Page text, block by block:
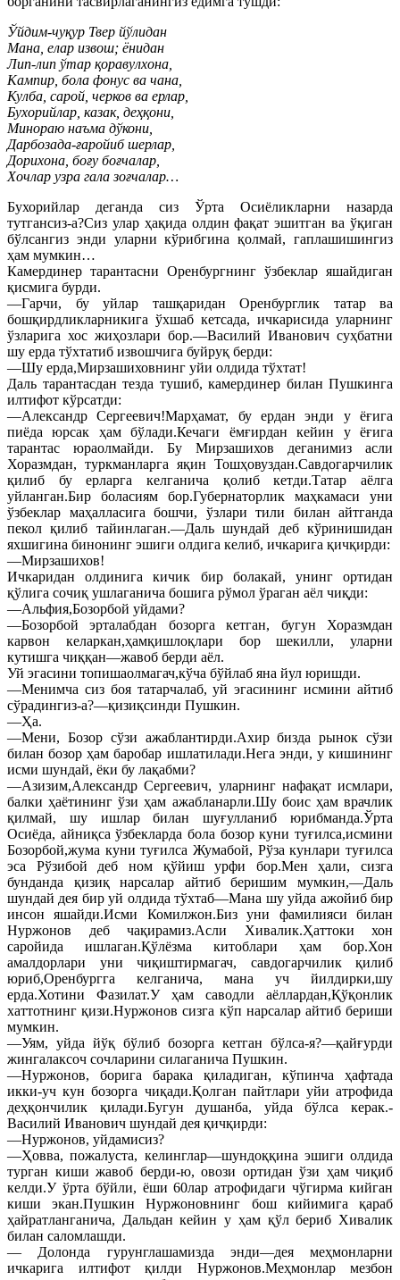
Ўйдим-чуқур Твер йўлидан
Мана, елар извош; ёнидан
Лип-лип ўтар қоравулхона,
Кампир, бола фонус ва чана,
Кулба, сарой, черков ва ерлар,
Бухорийлар, казак, деҳқони,
Минораю наъма дўкони,
Дарбозада-ғаройиб шерлар,
Дорихона, боғу боғчалар,
Хочлар узра гала зоғчалар…
Бухорийлар деганда сиз Ўрта Осиёликларни назарда
тутгансиз-а?Сиз улар ҳақида олдин фақат эшитган ва ўқиган
бўлсангиз энди уларни кўрибгина қолмай, гаплашишингиз
ҳам мумкин…
Камердинер тарантасни Оренбургнинг ўзбеклар яшайдиган
қисмига бурди.
—Гарчи, бу уйлар ташқаридан Оренбурглик татар ва
бошқирдликларникига ўхшаб кетсада, ичкарисида уларнинг
ўзларига хос жиҳозлари бор.—Василий Иванович суҳбатни
шу ерда тўхтатиб извошчига буйруқ берди:
—Шу ерда,Мирзашиховнинг уйи олдида тўхтат!
Даль тарантасдан тезда тушиб, камердинер билан Пушкинга
илтифот кўрсатди:
—Александр Сергеевич!Марҳамат, бу ердан энди у ёғига
пиёда юрсак ҳам бўлади.Кечаги ёмғирдан кейин у ёғига
тарантас юраолмайди. Бу Мирзашихов деганимиз асли
Хоразмдан, туркманларга яқин Тошҳовуздан.Савдогарчилик
қилиб бу ерларга келганича қолиб кетди.Татар аёлга
уйланган.Бир боласиям бор.Губернаторлик маҳкамаси уни
ўзбеклар маҳалласига бошчи, ўзлари тили билан айтганда
пекол қилиб тайинлаган.—Даль шундай деб кўринишидан
яхшигина бинонинг эшиги олдига келиб, ичкарига қичқирди:
—Мирзашихов!
Ичкаридан олдинига кичик бир болакай, унинг ортидан
қўлига сочиқ ушлаганича бошига рўмол ўраган аёл чиқди:
—Альфия,Бозорбой уйдами?
—Бозорбой эрталабдан бозорга кетган, бугун Хоразмдан
карвон келаркан,ҳамқишлоқлари бор шекилли, уларни
кутишга чиққан—жавоб берди аёл.
Уй эгасини топишаолмагач,кўча бўйлаб яна йул юришди.
—Менимча сиз боя татарчалаб, уй эгасининг исмини айтиб
сўрадингиз-а?—қизиқсинди Пушкин.
—Ҳа.
—Мени, Бозор сўзи ажаблантирди.Ахир бизда рынок сўзи
билан бозор ҳам баробар ишлатилади.Нега энди, у кишининг
исми шундай, ёки бу лақабми?
—Азизим,Александр Сергеевич, уларнинг нафақат исмлари,
балки ҳаётининг ўзи ҳам ажабланарли.Шу боис ҳам врачлик
қилмай, шу ишлар билан шуғулланиб юрибманда.Ўрта
Осиёда, айниқса ўзбекларда бола бозор куни туғилса,исмини
Бозорбой,жума куни туғилса Жумабой, Рўза кунлари туғилса
эса Рўзибой деб ном қўйиш урфи бор.Мен ҳали, сизга
бунданда қизиқ нарсалар айтиб беришим мумкин,—Даль
шундай дея бир уй олдида тўхтаб—Мана шу уйда ажойиб бир
инсон яшайди.Исми Комилжон.Биз уни фамилияси билан
Нуржонов деб чақирамиз.Асли Хивалик.Ҳаттоки хон
саройида ишлаган.Қўлёзма китоблари ҳам бор.Хон
амалдорлари уни чиқиштирмагач, савдогарчилик қилиб
юриб,Оренбургга келганича, мана уч йилдирки,шу
ерда.Хотини Фазилат.У ҳам саводли аёллардан,Қўқонлик
хаттотнинг қизи.Нуржонов сизга кўп нарсалар айтиб бериши
мумкин.
—Уям, уйда йўқ бўлиб бозорга кетган бўлса-я?—қайғурди
жингалаксоч сочларини силаганича Пушкин.
—Нуржонов, борига барака қиладиган, кўпинча ҳафтада
икки-уч кун бозорга чиқади.Қолган пайтлари уйи атрофида
деҳқончилик қилади.Бугун душанба, уйда бўлса керак.-
Василий Иванович шундай дея қичқирди:
—Нуржонов, уйдамисиз?
—Ҳовва, пожалуста, келинглар—шундоққина эшиги олдида
турган киши жавоб берди-ю, овози ортидан ўзи ҳам чиқиб
келди.У ўрта бўйли, ёши 60лар атрофидаги чўгирма кийган
киши экан.Пушкин Нуржоновнинг бош кийимига қараб
ҳайратланганича, Дальдан кейин у ҳам қўл бериб Хивалик
билан саломлашди.
— Долонда гурунглашамизда энди—дея меҳмонларни
ичкарига илтифот қилди Нуржонов.Меҳмонлар мезбон